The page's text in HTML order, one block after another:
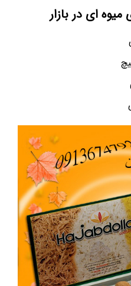
ای در بازار